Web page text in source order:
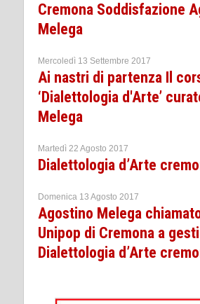
Cremona Soddisfazione
Melega
Mercoledì 13 Settembre 2017
Ai nastri di partenza Il
‘Dialettologia d'Arte’
Melega
Martedì 22 Agosto 2017
Dialettologia d’Arte
Domenica 13 Agosto 2017
Agostino Melega
Unipop di Cremona a
Dialettologia d’Arte